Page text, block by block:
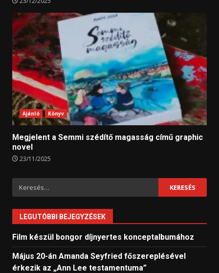
Ajánló Könyv
Megjelent a Semmi szédítő magasság című graphic
novel
23/11/2025
Keresés:
LEGUTÓBBI BEJEGYZÉSEK
Film készül bongor díjnyertes konceptalbumához
Május 20-án Amanda Seyfried főszereplésével
érkezik az „Ann Lee testamentuma”